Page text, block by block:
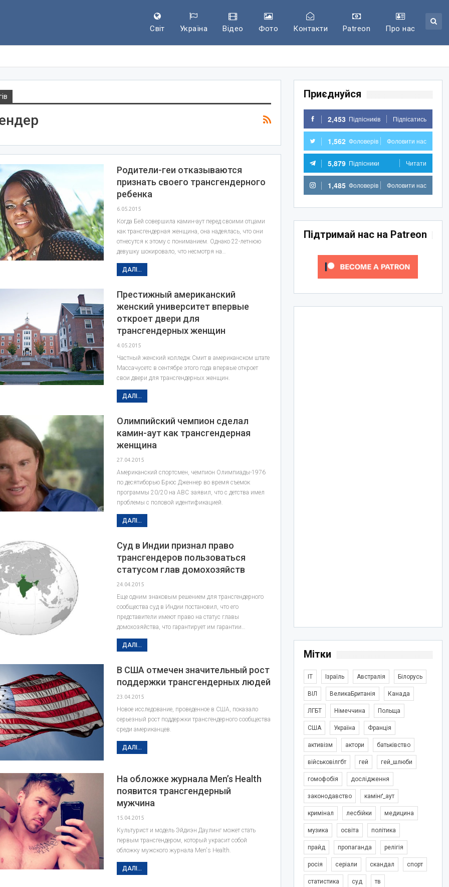
Світ Україна Відео Фото Контакти Patreon Про нас
Родители-геи отказываются
признать своего трансгендерного
ребенка
6.05.2015
Когда Бей совершила камин-аут перед своими отцами
как трансгендерная женщина, она надеялась, что они
отнесутся к этому с пониманием. Однако 22-летнюю
девушку шокировало, что несмотря на…
ДАЛІ...
Престижный американский
женский университет впервые
откроет двери для
трансгендерных женщин
4.05.2015
Частный женский колледж Смит в американском штате
Массачусетс в сентябре этого года впервые откроет
свои двери для трансгендерных женщин.
ДАЛІ...
Олимпийский чемпион сделал
камин-аут как трансгендерная
женщина
27.04.2015
Американский спортсмен, чемпион Олимпиады-1976
по десятиборью Брюс Дженнер во время съемок
программы 20/20 на ABC заявил, что с детства имел
проблемы с половой идентификацией.
ДАЛІ...
Суд в Индии признал право
трансгендеров пользоваться
статусом глав домохозяйств
24.04.2015
Еще одним знаковым решением для трансгендерного
сообщества суд в Индии постановил, что его
представители имеют право на статус главы
домохозяйства, что гарантирует им гарантии…
ДАЛІ...
В США отмечен значительный рост
поддержки трансгендерных людей
23.04.2015
Новое исследование, проведенное в США, показало
серьезный рост поддержки трансгендерного сообщества
среди американцев.
ДАЛІ...
На обложке журнала Men’s Health
появится трансгендерный
мужчина
15.04.2015
Культурист и модель Эйдиэн Даулинг может стать
первым трансгендером, который украсит собой
обложку мужского журнала Men's Health.
ДАЛІ...
Приєднуйся
2,453 Підпісників Підпісатись
1,562 Фоловерів Фоловити нас
5,879 Підпісники Читати
1,485 Фоловерів Фоловити нас
Підтримай нас на Patreon
Мітки
IT Ізраїль Австралія Білорусь
ВІЛ ВеликаБританія Канада
ЛГБТ Німеччина Польща
США Україна Франція
активізм актори батьківство
військовілгбт гей гей_шлюби
гомофобія дослідження
законодавство камінґ_аут
кримінал лесбійки медицина
музика освіта політика
прайд пропаганда релігія
росія серіали скандал спорт
статистика суд тв